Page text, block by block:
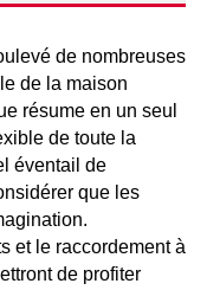
de nombreuses
de la maison
résume en un seul
de toute la
éventail de
que les
et le raccordement à
de profiter